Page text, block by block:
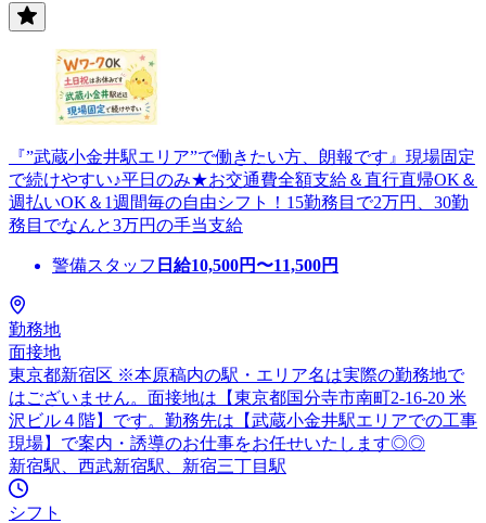
『”武蔵小金井駅エリア”で働きたい方、朗報です』現場固定
で続けやすい♪平日のみ★お交通費全額支給＆直行直帰OK＆
週払いOK＆1週間毎の自由シフト！15勤務目で2万円、30勤
務目でなんと3万円の手当支給
警備スタッフ 日給10,500円〜11,500円
勤務地
面接地
東京都新宿区 ※本原稿内の駅・エリア名は実際の勤務地で
はございません。面接地は【東京都国分寺市南町2-16-20 米
沢ビル４階】です。勤務先は【武蔵小金井駅エリアでの工事
現場】で案内・誘導のお仕事をお任せいたします◎◎
新宿駅、西武新宿駅、新宿三丁目駅
シフト